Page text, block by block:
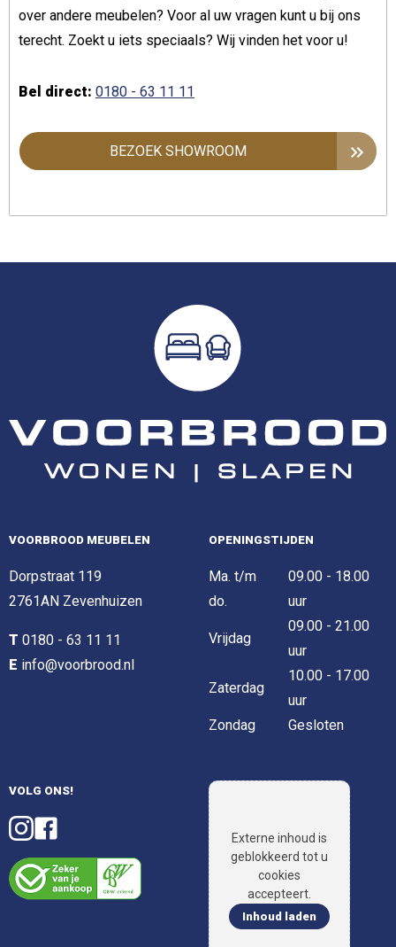
over andere meubelen? Voor al uw vragen kunt u bij ons
terecht. Zoekt u iets speciaals? Wij vinden het voor u!
Bel direct: 0180 - 63 11 11
BEZOEK SHOWROOM
VOORBROOD MEUBELEN
Dorpstraat 119
2761AN Zevenhuizen
T 0180 - 63 11 11
E info@voorbrood.nl
OPENINGSTIJDEN
Ma. t/m
do.
09.00 - 18.00
uur
Vrijdag
09.00 - 21.00
uur
Zaterdag
10.00 - 17.00
uur
Zondag
Gesloten
VOLG ONS!
Externe inhoud is
geblokkeerd tot u
cookies
accepteert.
Inhoud laden